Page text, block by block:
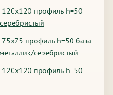
120х120 профиль h=50
75х75 профиль h=50 база
серебристый
120х120 профиль h=50